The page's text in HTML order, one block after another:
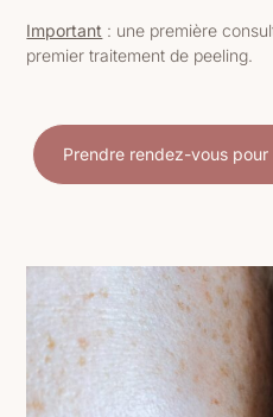
Important : une première
premier traitement de peeling.
Prendre rendez-vous